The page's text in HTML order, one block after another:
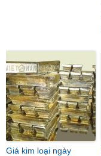
Giá kim loại ngày